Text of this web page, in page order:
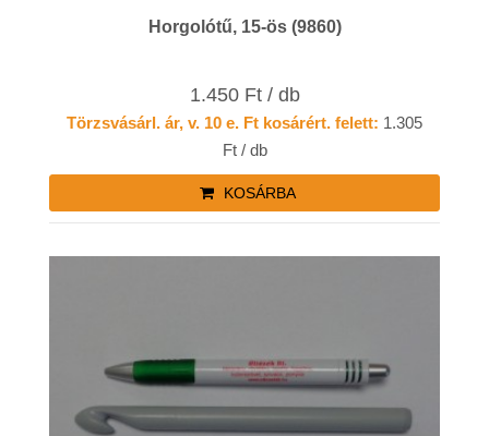
Horgolótű, 15-ös (9860)
1.450 Ft / db
Törzsvásárl. ár, v. 10 e. Ft kosárért. felett: 1.305
Ft / db
KOSÁRBA